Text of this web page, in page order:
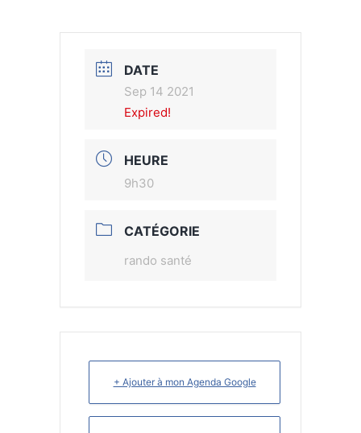
DATE
Sep 14 2021
Expired!
HEURE
9h30
CATÉGORIE
rando santé
+ Ajouter à mon Agenda Google